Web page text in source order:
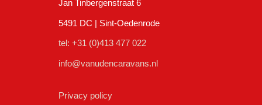
Jan Tinbergenstraat 6
5491 DC | Sint-Oedenrode
tel: +31 (0)413 477 022
info@vanudencaravans.nl
Privacy policy